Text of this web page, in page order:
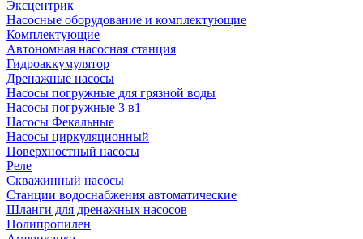
Эксцентрик
Насосные оборудование и комплектующие
Комплектующие
Автономная насосная станция
Гидроаккумулятор
Дренажные насосы
Насосы погружные для грязной воды
Насосы погружные 3 в1
Насосы Фекальные
Насосы циркуляционный
Поверхностный насосы
Реле
Скважинный насосы
Станции водоснабжения автоматические
Шланги для дренажных насосов
Полипропилен